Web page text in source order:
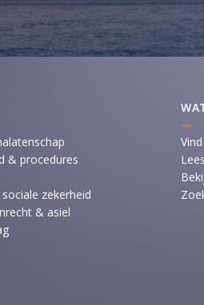
& procedures
zekerheid
& asiel